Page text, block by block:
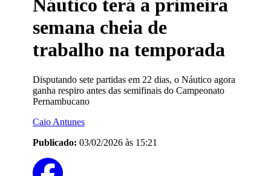
Náutico terá a primeira
semana cheia de
trabalho na temporada
Disputando sete partidas em 22 dias, o Náutico agora
ganha respiro antes das semifinais do Campeonato
Pernambucano
Caio Antunes
Publicado: 03/02/2026 às 15:21